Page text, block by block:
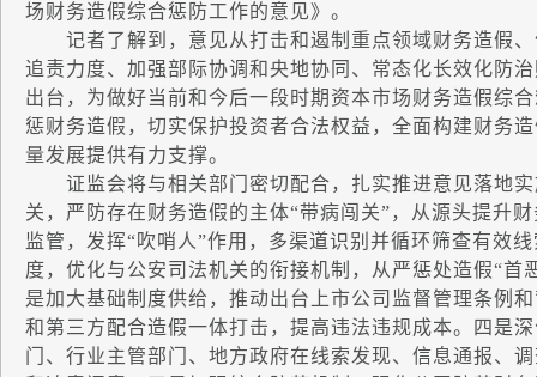
场财务造假综合惩防工作的意见》。
记者了解到，意见从打击和遏制重点领域财务造假、
追责力度、加强部际协调和央地协同、常态化长效化防
出台，为做好当前和今后一段时期资本市场财务造假综
惩财务造假，切实保护投资者合法权益，全面构建财务
量发展提供有力支撑。
证监会将与相关部门密切配合，扎实推进意见落地实
关，严防存在财务造假的主体“带病闯关”，从源头提升
监管，发挥“吹哨人”作用，多渠道识别并循环筛查有效
度，优化与公安司法机关的衔接机制，从严惩处造假“
是加大基础制度供给，推动出台上市公司监督管理条例
和第三方配合造假一体打击，提高违法违规成本。四是
门、行业主管部门、地方政府在线索发现、信息通报、